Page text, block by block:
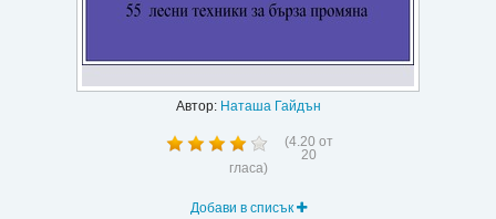
Автор: Наташа Гайдън
(4.20 от
20
гласа)
Добави в списък